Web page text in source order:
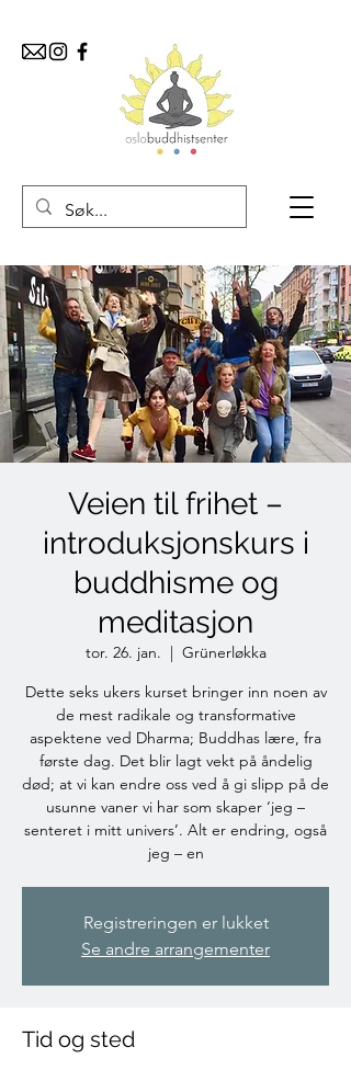
Veien til frihet –
introduksjonskurs i
buddhisme og
meditasjon
tor. 26. jan.
  |
Grünerløkka
Dette seks ukers kurset bringer inn noen av
de mest radikale og transformative
aspektene ved Dharma; Buddhas lære, fra
første dag. Det blir lagt vekt på åndelig
død; at vi kan endre oss ved å gi slipp på de
usunne vaner vi har som skaper ‘jeg –
senteret i mitt univers’. Alt er endring, også
jeg – en
Registreringen er lukket
Se andre arrangementer
Tid og sted